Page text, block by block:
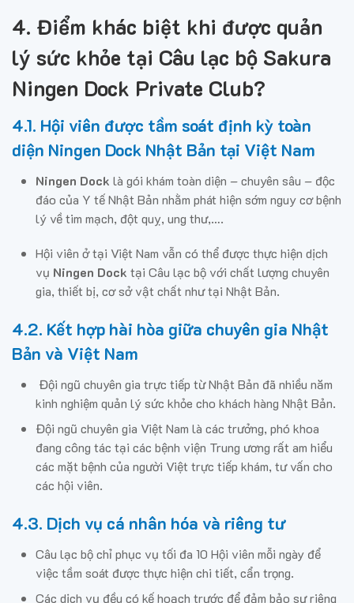
4. Điểm khác biệt khi được quản
lý sức khỏe tại Câu lạc bộ Sakura
Ningen Dock Private Club?
4.1. Hội viên được tầm soát định kỳ toàn
diện Ningen Dock Nhật Bản tại Việt Nam
Ningen Dock là gói khám toàn diện – chuyên sâu – độc
đáo của Y tế Nhật Bản nhằm phát hiện sớm nguy cơ bệnh
lý về tim mạch, đột quỵ, ung thư,….
Hội viên ở tại Việt Nam vẫn có thể được thực hiện dịch
vụ Ningen Dock tại Câu lạc bộ với chất lượng chuyên
gia, thiết bị, cơ sở vật chất như tại Nhật Bản.
4.2. Kết hợp hài hòa giữa chuyên gia Nhật
Bản và Việt Nam
Đội ngũ chuyên gia trực tiếp từ Nhật Bản đã nhiều năm
kinh nghiệm quản lý sức khỏe cho khách hàng Nhật Bản.
Đội ngũ chuyên gia Việt Nam là các trưởng, phó khoa
đang công tác tại các bệnh viện Trung ương rất am hiểu
các mặt bệnh của người Việt trực tiếp khám, tư vấn cho
các hội viên.
4.3. Dịch vụ cá nhân hóa và riêng tư
Câu lạc bộ chỉ phục vụ tối đa 10 Hội viên mỗi ngày để
việc tầm soát được thực hiện chi tiết, cẩn trọng.
Các dịch vụ đều có kế hoạch trước để đảm bảo sự riêng